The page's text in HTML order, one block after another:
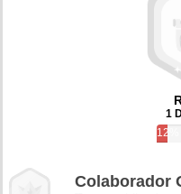
1
12%
Colaborador